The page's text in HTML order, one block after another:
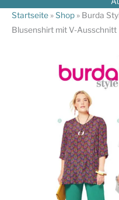
Startseite »Shop » Burda
Blusenshirt mit V-Ausschnitt